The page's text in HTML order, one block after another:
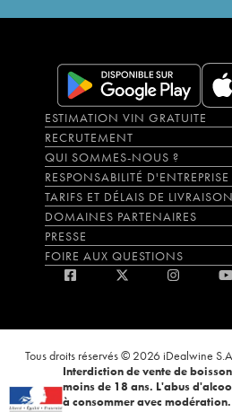
ESTIMATION VIN GRATUITE
RECRUTEMENT
QUI SOMMES-NOUS ?
RESPONSABILITÉ D'ENTREPRISE
TARIFS ET DÉLAIS DE LIVRAISON
DOMAINES PARTENAIRES
PRESSE
FOIRE AUX QUESTIONS
Tous droits réservés © 2026 iDealwine
Interdiction de vente de
moins de 18 ans. L'abus
à consommer avec modération.